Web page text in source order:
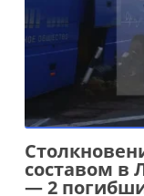
составом в
— 2